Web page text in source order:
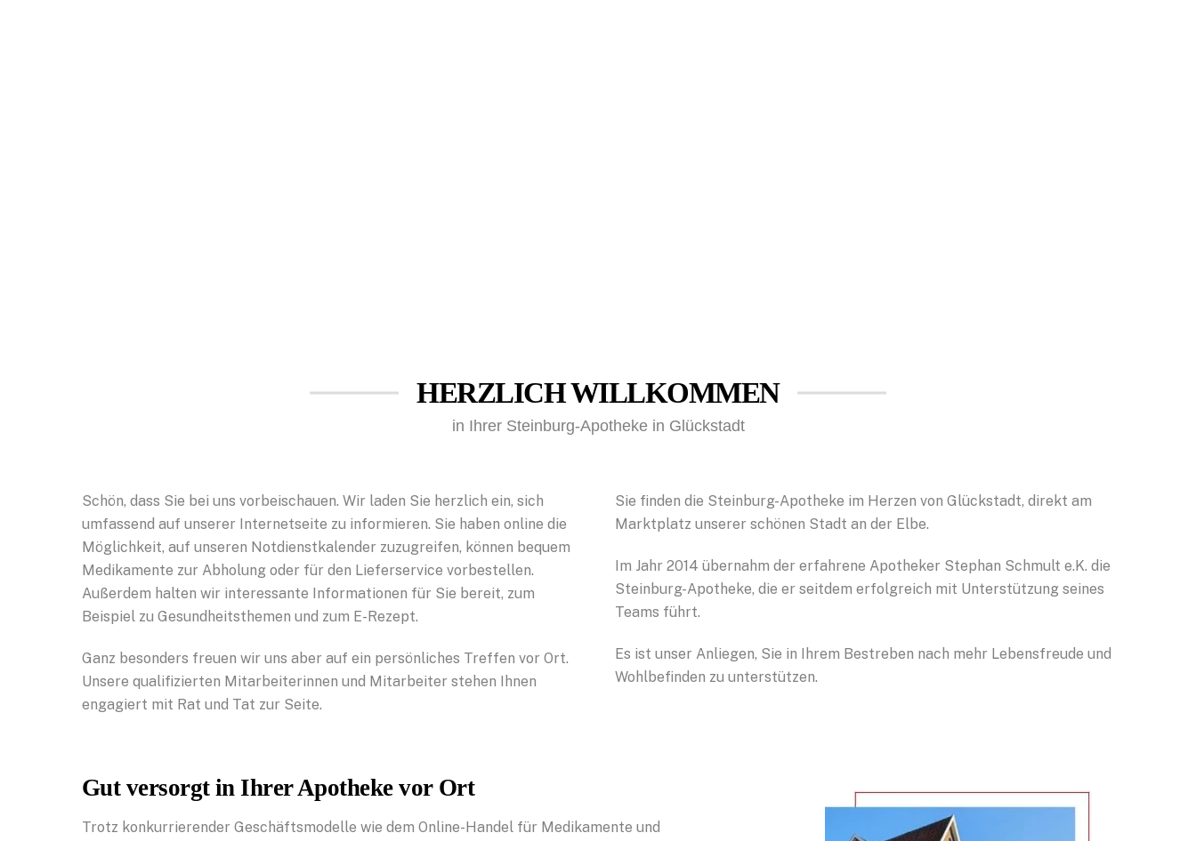
HERZLICH WILLKOMMEN
in Ihrer Steinburg-Apotheke in Glückstadt
Schön, dass Sie bei uns vorbeischauen. Wir laden Sie herzlich ein, sich
umfassend auf unserer Internetseite zu informieren. Sie haben online die
Möglichkeit, auf unseren Notdienstkalender zuzugreifen, können bequem
Medikamente zur Abholung oder für den Lieferservice vorbestellen.
Außerdem halten wir interessante Informationen für Sie bereit, zum
Beispiel zu Gesundheitsthemen und zum E-Rezept.
Ganz besonders freuen wir uns aber auf ein persönliches Treffen vor Ort.
Unsere qualifizierten Mitarbeiterinnen und Mitarbeiter stehen Ihnen
engagiert mit Rat und Tat zur Seite.
Sie finden die Steinburg-Apotheke im Herzen von Glückstadt, direkt am
Marktplatz unserer schönen Stadt an der Elbe.
Im Jahr 2014 übernahm der erfahrene Apotheker Stephan Schmult e.K. die
Steinburg-Apotheke, die er seitdem erfolgreich mit Unterstützung seines
Teams führt.
Es ist unser Anliegen, Sie in Ihrem Bestreben nach mehr Lebensfreude und
Wohlbefinden zu unterstützen.
Gut versorgt in Ihrer Apotheke vor Ort
Trotz konkurrierender Geschäftsmodelle wie dem Online-Handel für Medikamente und